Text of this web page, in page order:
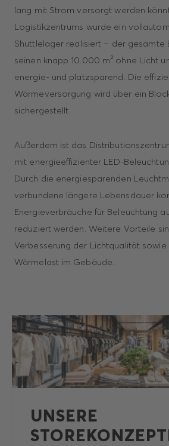
lang mit Strom versorgt werden
Logistikzentrums wurde ein
Shuttlelager realisiert – der gesamte
seinen knapp 10.000 m² ohne Licht
energie- und platzsparend. Die
Wärmeversorgung wird über ein
sichergestellt.
Außerdem ist das
mit energieeffizienter LED-
Durch die energiesparenden
verbundene längere Lebensdauer
Energieverbräuche für Beleuchtung
reduziert werden. Weitere Vorteile
Verbesserung der Lichtqualität
Wärmelast im Gebäude.
UNSERE